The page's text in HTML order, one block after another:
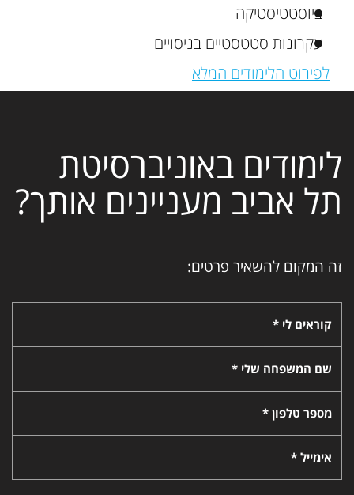
ביוסטטיסטיקה
עקרונות סטטסטיים בניסויים
לפירוט הלימודים המלא
לימודים באוניברסיטת
תל אביב מעניינים אותך?
זה המקום להשאיר פרטים:
קוראים לי *
שם המשפחה שלי *
מספר טלפון *
אימייל *